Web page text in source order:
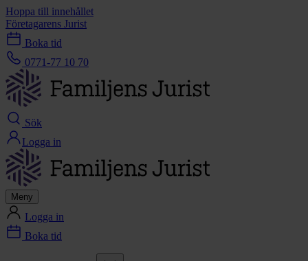
Hoppa till innehållet
Företagarens Jurist
Boka tid
0771-77 10 70
Sök
Logga in
Meny
Logga in
Boka tid